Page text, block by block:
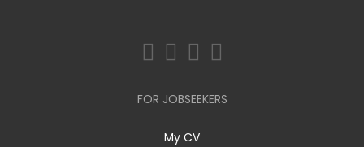
FOR JOBSEEKERS
My CV